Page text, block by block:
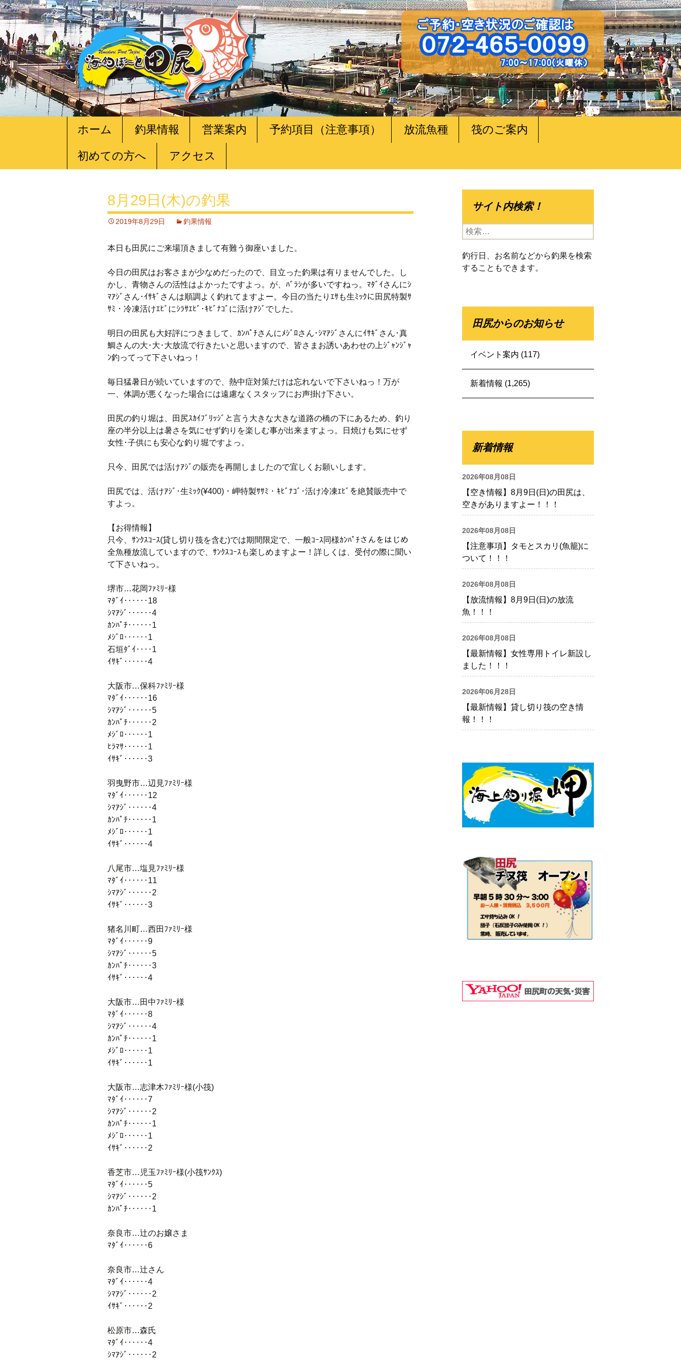
ツ
ホーム 釣果情報 営業案内 予約項目（注意事項） 放流魚種 筏のご案内
初めての方へ アクセス
8月29日(木)の釣果
2019年8月29日 釣果情報
本日も田尻にご来場頂きまして有難う御座いました。
今日の田尻はお客さまが少なめだったので、目立った釣果は有りませんでした。し
かし、青物さんの活性はよかったですよっ。が、ﾊﾞﾗｼが多いですねっ。ﾏﾀﾞｲさんにｼ
ﾏｱｼﾞさん･ｲｻｷﾞさんは順調よく釣れてますよー。今日の当たりｴｻも生ﾐｯｸに田尻特製ｻ
ｻﾐ・冷凍活けｴﾋﾞにｼﾗｻｴﾋﾞ･ｷﾋﾞﾅｺﾞに活けｱｼﾞでした。
明日の田尻も大好評につきまして、ｶﾝﾊﾟﾁさんにﾒｼﾞﾛさん･ｼﾏｱｼﾞさんにｲｻｷﾞさん･真
鯛さんの大･大･大放流で行きたいと思いますので、皆さまお誘いあわせの上ｼﾞｬﾝｼﾞｬ
ﾝ釣ってって下さいねっ！
毎日猛暑日が続いていますので、熱中症対策だけは忘れないで下さいねっ！万が
一、体調が悪くなった場合には遠慮なくスタッフにお声掛け下さい。
田尻の釣り堀は、田尻ｽｶｲﾌﾞﾘｯｼﾞと言う大きな大きな道路の橋の下にあるため、釣り
座の半分以上は暑さを気にせず釣りを楽しむ事が出来ますよっ。日焼けも気にせず
女性･子供にも安心な釣り堀ですよっ。
只今、田尻では活けｱｼﾞの販売を再開しましたので宜しくお願いします。
田尻では、活けｱｼﾞ･生ﾐｯｸ(¥400)・岬特製ｻｻﾐ・ｷﾋﾞﾅｺﾞ･活け冷凍ｴﾋﾞを絶賛販売中で
すよっ。
【お得情報】
只今、ｻﾝｸｽｺｰｽ(貸し切り筏を含む)では期間限定で、一般ｺｰｽ同様ｶﾝﾊﾟﾁさんをはじめ
全魚種放流していますので、ｻﾝｸｽｺｰｽも楽しめますよー！詳しくは、受付の際に聞い
て下さいねっ。
堺市…花岡ﾌｧﾐﾘｰ様
ﾏﾀﾞｲ‥‥‥18
ｼﾏｱｼﾞ‥‥‥4
ｶﾝﾊﾟﾁ‥‥‥1
ﾒｼﾞﾛ‥‥‥1
石垣ﾀﾞｲ‥‥1
ｲｻｷﾞ‥‥‥4
大阪市…保科ﾌｧﾐﾘｰ様
ﾏﾀﾞｲ‥‥‥16
ｼﾏｱｼﾞ‥‥‥5
ｶﾝﾊﾟﾁ‥‥‥2
ﾒｼﾞﾛ‥‥‥1
ﾋﾗﾏｻ‥‥‥1
ｲｻｷﾞ‥‥‥3
羽曳野市…辺見ﾌｧﾐﾘｰ様
ﾏﾀﾞｲ‥‥‥12
ｼﾏｱｼﾞ‥‥‥4
ｶﾝﾊﾟﾁ‥‥‥1
ﾒｼﾞﾛ‥‥‥1
ｲｻｷﾞ‥‥‥4
八尾市…塩見ﾌｧﾐﾘｰ様
ﾏﾀﾞｲ‥‥‥11
ｼﾏｱｼﾞ‥‥‥2
ｲｻｷﾞ‥‥‥3
猪名川町…西田ﾌｧﾐﾘｰ様
ﾏﾀﾞｲ‥‥‥9
ｼﾏｱｼﾞ‥‥‥5
ｶﾝﾊﾟﾁ‥‥‥3
ｲｻｷﾞ‥‥‥4
大阪市…田中ﾌｧﾐﾘｰ様
ﾏﾀﾞｲ‥‥‥8
ｼﾏｱｼﾞ‥‥‥4
ｶﾝﾊﾟﾁ‥‥‥1
ﾒｼﾞﾛ‥‥‥1
ｲｻｷﾞ‥‥‥1
大阪市…志津木ﾌｧﾐﾘｰ様(小筏)
ﾏﾀﾞｲ‥‥‥7
ｼﾏｱｼﾞ‥‥‥2
ｶﾝﾊﾟﾁ‥‥‥1
ﾒｼﾞﾛ‥‥‥1
ｲｻｷﾞ‥‥‥2
香芝市…児玉ﾌｧﾐﾘｰ様(小筏ｻﾝｸｽ)
ﾏﾀﾞｲ‥‥‥5
ｼﾏｱｼﾞ‥‥‥2
ｶﾝﾊﾟﾁ‥‥‥1
奈良市…辻のお嬢さま
ﾏﾀﾞｲ‥‥‥6
奈良市…辻さん
ﾏﾀﾞｲ‥‥‥4
ｼﾏｱｼﾞ‥‥‥2
ｲｻｷﾞ‥‥‥2
松原市…森氏
ﾏﾀﾞｲ‥‥‥4
ｼﾏｱｼﾞ‥‥‥2
サイト内検索！
検
索:
釣行日、お名前などから釣果を検索
することもできます。
田尻からのお知らせ
イベント案内 (117)
新着情報 (1,265)
新着情報
2026年08月08日
【空き情報】8月9日(日)の田尻は、
空きがありますよー！！！
2026年08月08日
【注意事項】タモとスカリ(魚籠)に
ついて！！！
2026年08月08日
【放流情報】8月9日(日)の放流
魚！！！
2026年08月08日
【最新情報】女性専用トイレ新設し
ました！！！
2026年06月28日
【最新情報】貸し切り筏の空き情
報！！！